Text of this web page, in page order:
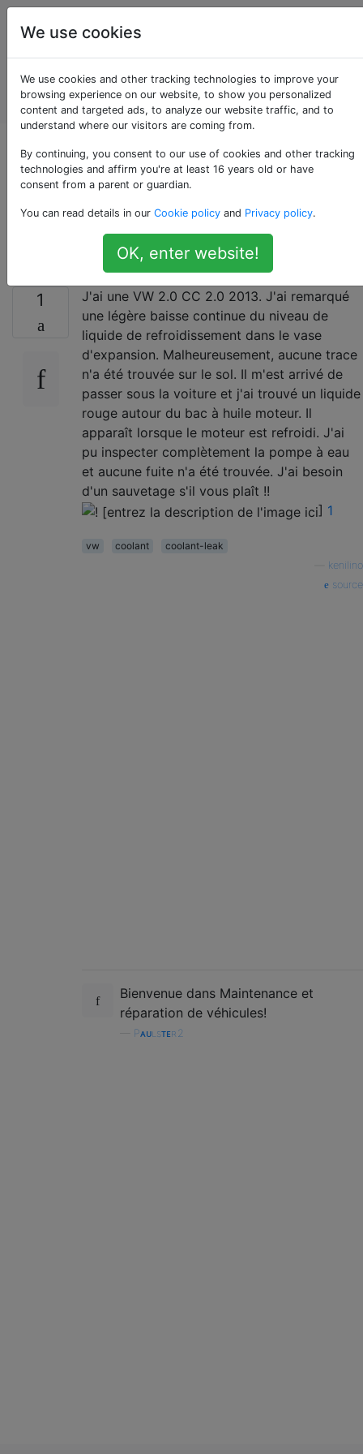
Entretien et
réparation
de
véhicules
automobiles
Account
Baisse du niveau de
liquide de
refroidissement
1
J'ai une VW 2.0 CC 2.0 2013. J'ai remarqué
une légère baisse continue du niveau de
liquide de refroidissement dans le vase
d'expansion. Malheureusement, aucune trace
n'a été trouvée sur le sol. Il m'est arrivé de
passer sous la voiture et j'ai trouvé un liquide
rouge autour du bac à huile moteur. Il
apparaît lorsque le moteur est refroidi. J'ai
pu inspecter complètement la pompe à eau
et aucune fuite n'a été trouvée. J'ai besoin
d'un sauvetage s'il vous plaît !!
] 1
vw coolant
coolant-leak
kenilino
source
Bienvenue dans Maintenance et
réparation de véhicules!
Pᴀᴜʟsᴛᴇʀ2
We use cookies
We use cookies and other tracking technologies to improve your
browsing experience on our website, to show you personalized
content and targeted ads, to analyze our website traffic, and to
understand where our visitors are coming from.
By continuing, you consent to our use of cookies and other tracking
technologies and affirm you're at least 16 years old or have
consent from a parent or guardian.
You can read details in our Cookie policy and Privacy policy.
OK, enter website!